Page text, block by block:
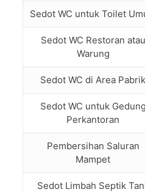
Sedot WC untuk Toilet
Sedot WC Restoran atau
Warung
Sedot WC di Area Pabrik
Sedot WC untuk Gedung
Perkantoran
Pembersihan Saluran
Mampet
Sedot Limbah Septik